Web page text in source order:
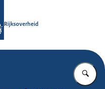
Rijksoverheid